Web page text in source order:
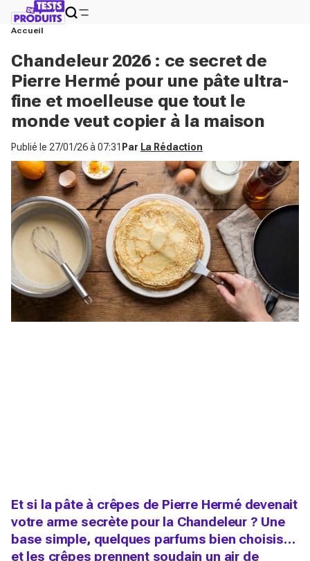
Accueil
Chandeleur 2026 : ce secret de
Pierre Hermé pour une pâte ultra-
fine et moelleuse que tout le
monde veut copier à la maison
Publié le 27/01/26 à 07:31 Par La Rédaction
Et si la pâte à crêpes de Pierre Hermé devenait
votre arme secrète pour la Chandeleur ? Une
base simple, quelques parfums bien choisis…
et les crêpes prennent soudain un air de